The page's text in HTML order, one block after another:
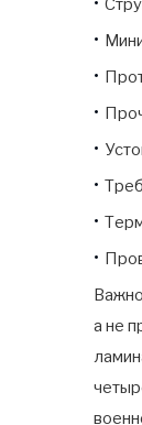
•
•
•
•
•
•
•
а не